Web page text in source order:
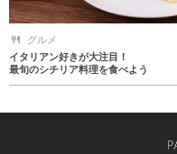
グルメ
イタリアン好きが大注目！
最旬のシチリア料理を食べよう